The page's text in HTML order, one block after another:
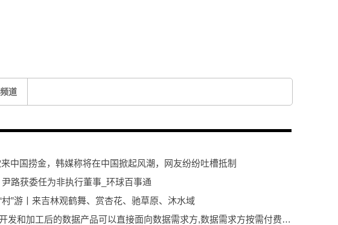
道
中国捞金，韩媒称将在中国掀起风潮，网友纷纷吐槽抵制
路获委任为非执行董事_环球百事通
”游丨来吉林观鹤舞、赏杏花、驰草原、沐水域
易华录：经过公司开发和加工后的数据产品可以直接面向数据需求方,数据需求方按需付费-世界即时